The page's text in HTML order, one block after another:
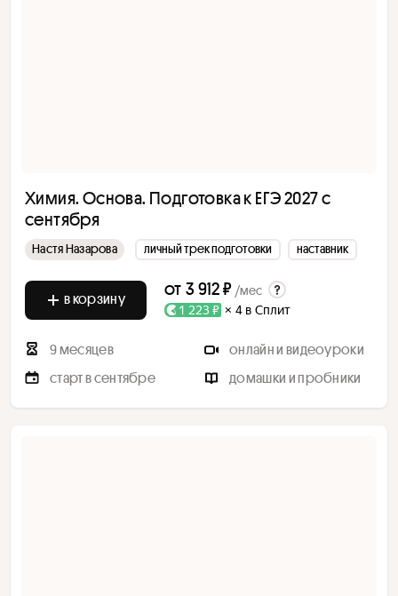
Химия. Основа. Подготовка к ЕГЭ 2027 с
сентября
Настя Назарова личный трек подготовки наставник
в корзину от 3 912 ₽ /мес
1 223 ₽ × 4 в Сплит
9 месяцев
онлайн и видеоуроки
старт в сентябре
домашки и пробники